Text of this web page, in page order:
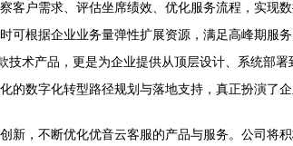
客户需求、评估坐席绩效、优化服务流程，实现数
可根据企业业务量弹性扩展资源，满足高峰期服务
术产品，更是为企业提供从顶层设计、系统部
数字化转型路径规划与落地支持，真正扮演了企
新，不断优化优音云客服的产品与服务。公司将